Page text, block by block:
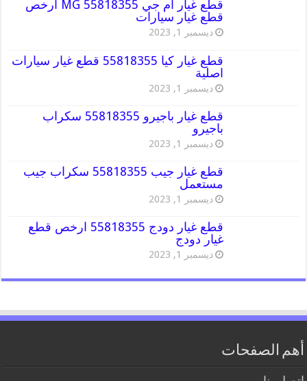
قطع غيار أم جي MG 55818355 أرخص
قطع غيار سيارات
ديسمبر 1, 2023
قطع غيار كيا 55818355 قطع غيار سيارات
اصلية
ديسمبر 1, 2023
قطع غيار باجيرو 55818355 سكراب
باجيرو
ديسمبر 1, 2023
قطع غيار جيب 55818355 سكراب جيب
مستعمل
ديسمبر 1, 2023
قطع غيار دودج 55818355 ارخص قطع
غيار دودج
ديسمبر 1, 2023
أهم الصفحات